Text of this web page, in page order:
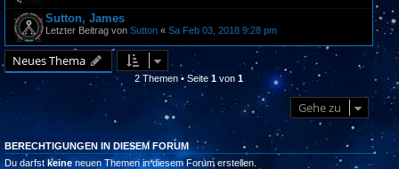
Sutton, James
Letzter Beitrag von Sutton « Sa Feb 03, 2018 9:28 pm
Neues Thema
2 Themen • Seite 1 von 1
Gehe zu
BERECHTIGUNGEN IN DIESEM FORUM
Du darfst keine neuen Themen in diesem Forum erstellen.